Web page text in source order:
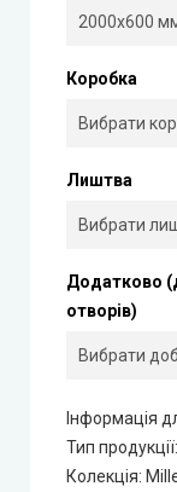
Free Style
Контур
Danapris Doors
DRUID (Друід)
Europe Doors
City Line
Коробка
Лиштва
Додатково
отворів)
Інформація
Тип продукції:
Колекція: